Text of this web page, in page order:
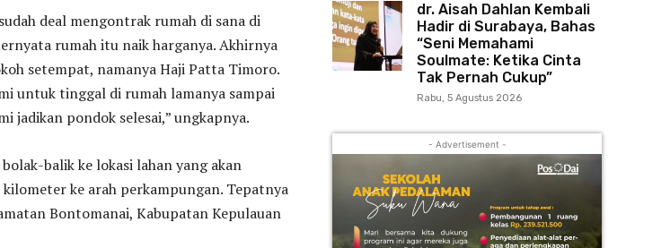
deal mengontrak rumah di sana di
rumah itu naik harganya. Akhirnya
setempat, namanya Haji Patta Timoro.
untuk tinggal di rumah lamanya sampai
jadikan pondok selesai,” ungkapnya.
balik ke lokasi lahan yang akan
ke arah perkampungan. Tepatnya
Bontomanai, Kabupatan Kepulauan
dr. Aisah Dahlan Kembali
Hadir di Surabaya, Bahas
“Seni Memahami
Soulmate: Ketika Cinta
Tak Pernah Cukup”
Rabu, 5 Agustus 2026
- Advertisement -